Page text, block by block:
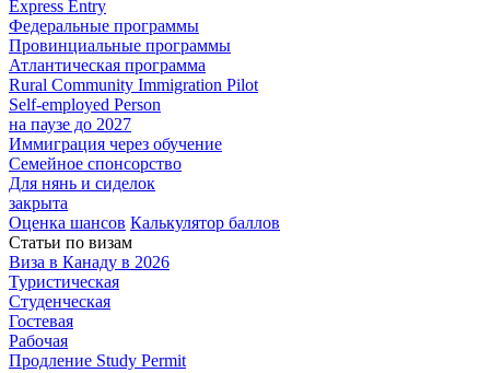
Express Entry
Федеральные программы
Провинциальные программы
Атлантическая программа
Rural Community Immigration Pilot
Self-employed Person
на паузе до 2027
Иммиграция через обучение
Семейное спонсорство
Для нянь и сиделок
закрыта
Оценка шансов Калькулятор баллов
Статьи по визам
Виза в Канаду в 2026
Туристическая
Студенческая
Гостевая
Рабочая
Продление Study Permit